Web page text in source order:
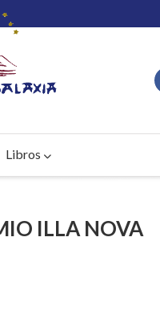
Libros
ILLA NOVA